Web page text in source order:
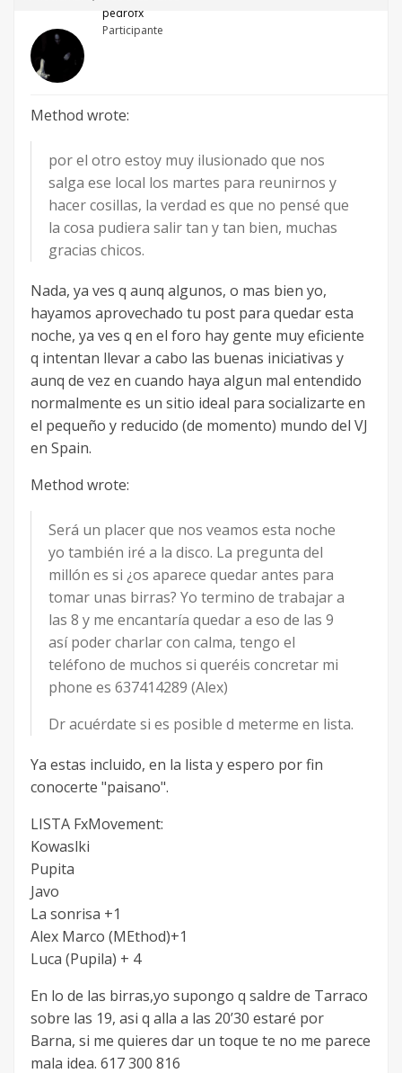
pedrofx
Participante
Method wrote:
por el otro estoy muy ilusionado que nos
salga ese local los martes para reunirnos y
hacer cosillas, la verdad es que no pensé que
la cosa pudiera salir tan y tan bien, muchas
gracias chicos.
Nada, ya ves q aunq algunos, o mas bien yo,
hayamos aprovechado tu post para quedar esta
noche, ya ves q en el foro hay gente muy eficiente
q intentan llevar a cabo las buenas iniciativas y
aunq de vez en cuando haya algun mal entendido
normalmente es un sitio ideal para socializarte en
el pequeño y reducido (de momento) mundo del VJ
en Spain.
Method wrote:
Será un placer que nos veamos esta noche
yo también iré a la disco. La pregunta del
millón es si ¿os aparece quedar antes para
tomar unas birras? Yo termino de trabajar a
las 8 y me encantaría quedar a eso de las 9
así poder charlar con calma, tengo el
teléfono de muchos si queréis concretar mi
phone es 637414289 (Alex)
Dr acuérdate si es posible d meterme en lista.
Ya estas incluido, en la lista y espero por fin
conocerte "paisano".
LISTA FxMovement:
Kowaslki
Pupita
Javo
La sonrisa +1
Alex Marco (MEthod)+1
Luca (Pupila) + 4
En lo de las birras,yo supongo q saldre de Tarraco
sobre las 19, asi q alla a las 20’30 estaré por
Barna, si me quieres dar un toque te no me parece
mala idea. 617 300 816